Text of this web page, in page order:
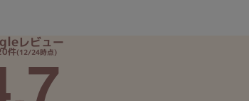
レビュー
件(12/24時点)